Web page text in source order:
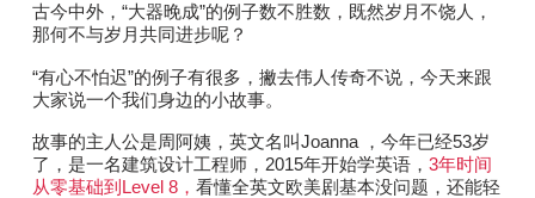
古今中外，“大器晚成”的例子数不胜数，既然岁月不饶人，
那何不与岁月共同进步呢？
“有心不怕迟”的例子有很多，撇去伟人传奇不说，今天来跟
大家说一个我们身边的小故事。
故事的主人公是周阿姨，英文名叫Joanna ， 今年已经53岁
了，是一名建筑设计工程师，2015年开始学英语， 3年时间
从零基础到Level 8， 看懂全英文欧美剧基本没问题， 还能轻